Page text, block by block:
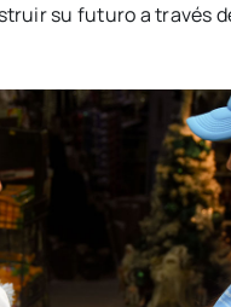
su futuro a través